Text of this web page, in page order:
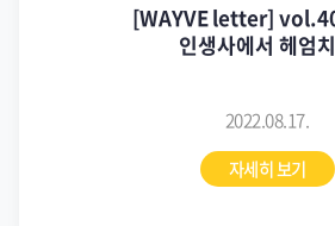
[WAYVE letter]
인생사에서 헤엄
2022.08.17.
자세히 보기